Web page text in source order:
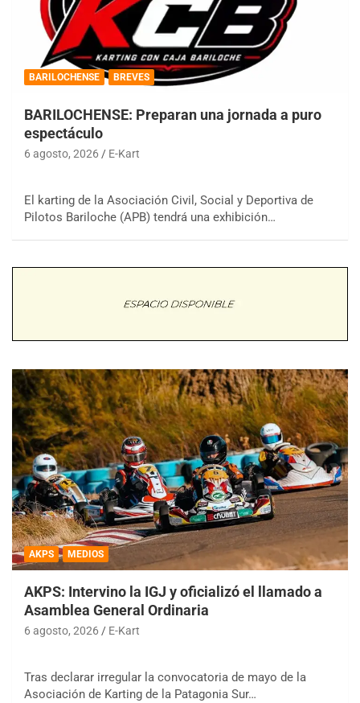
BARILOCHENSE BREVES
BARILOCHENSE: Preparan una jornada a puro
espectáculo
6 agosto, 2026 E-Kart
El karting de la Asociación Civil, Social y Deportiva de
Pilotos Bariloche (APB) tendrá una exhibición…
AKPS MEDIOS
AKPS: Intervino la IGJ y oficializó el llamado a
Asamblea General Ordinaria
6 agosto, 2026 E-Kart
Tras declarar irregular la convocatoria de mayo de la
Asociación de Karting de la Patagonia Sur…